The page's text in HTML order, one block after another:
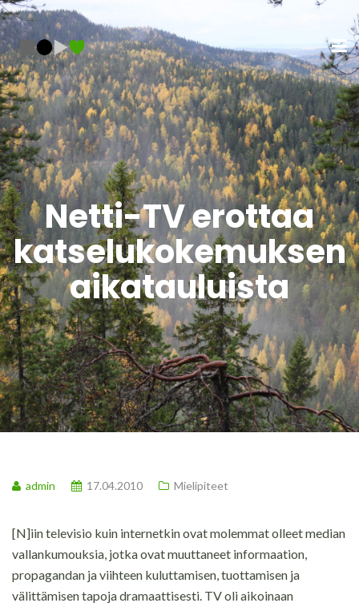
Netti-TV erottaa
katselukokemuksen
aikatauluista
admin 17.04.2010 Mielipiteet
[N]iin televisio kuin internetkin ovat molemmat olleet median
vallankumouksia, jotka ovat muuttaneet informaation,
propagandan ja viihteen kuluttamisen, tuottamisen ja
välittämisen tapoja dramaattisesti. TV oli aikoinaan